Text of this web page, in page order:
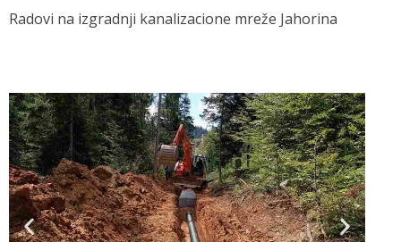
Radovi na izgradnji kanalizacione mreže Jahorina